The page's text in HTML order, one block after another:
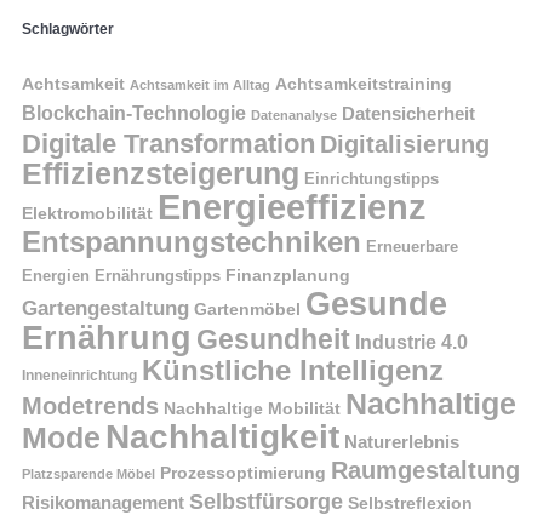
Schlagwörter
Achtsamkeit Achtsamkeit im Alltag Achtsamkeitstraining
Blockchain-Technologie Datenanalyse Datensicherheit
Digitale Transformation Digitalisierung
Effizienzsteigerung Einrichtungstipps
Elektromobilität Energieeffizienz
Entspannungstechniken Erneuerbare
Energien Ernährungstipps Finanzplanung
Gartengestaltung Gartenmöbel Gesunde
Ernährung Gesundheit Industrie 4.0
Inneneinrichtung Künstliche Intelligenz
Modetrends Nachhaltige Mobilität Nachhaltige
Mode Nachhaltigkeit Naturerlebnis
Platzsparende Möbel Prozessoptimierung Raumgestaltung
Risikomanagement Selbstfürsorge Selbstreflexion